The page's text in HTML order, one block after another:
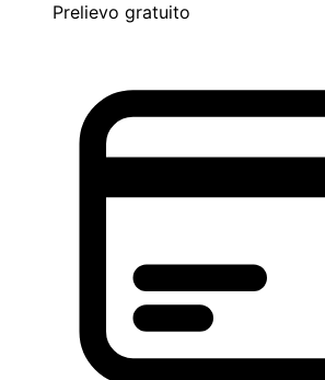
Prelievo gratuito